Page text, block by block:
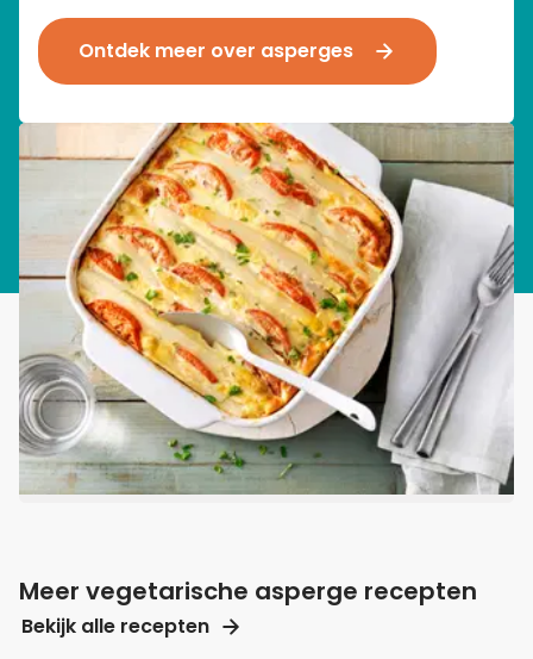
Ontdek meer over asperges
Meer vegetarische asperge recepten
Bekijk alle recepten